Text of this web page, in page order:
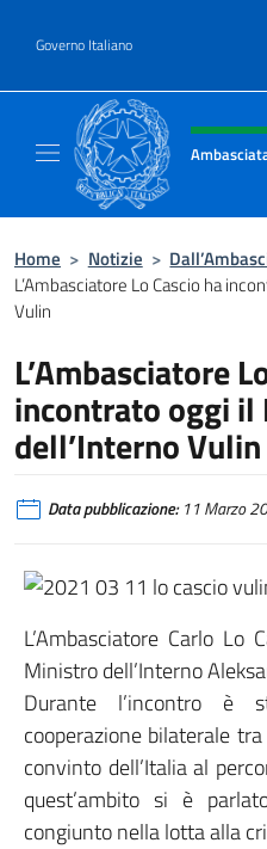
Governo Italiano
Intestazione
Home > Notizie >
L’Ambasciatore Lo Cascio ha
Vulin
L’Ambasciatore
incontrato oggi
dell’Interno Vulin
Data pubblicazione:11 Marzo
L’Ambasciatore Carlo
Ministro dell’Interno
Durante l’incontro è
cooperazione bilaterale
convinto dell’Italia al
quest’ambito si è
congiunto nella lotta alla